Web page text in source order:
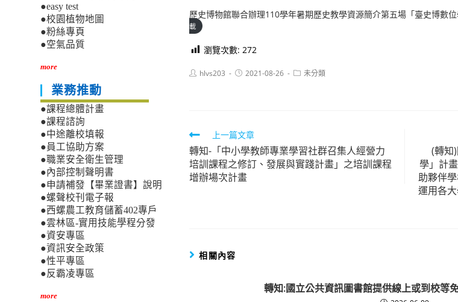
歷史博物館聯合辦理110學年暑期歷史教學資源簡介第五場「臺史博數
載
瀏覽次數: 272
Posthlvs203
Post2021-08-26
Post未分類
Read
more
articles
上一篇文章
轉知-「中小學教師專業學習社群召集人經營力
培訓課程之修訂、發展與實踐計畫」之培訓課程
增辦場次計畫
(轉知
學」計
助夥伴
運用各
相關內容
轉知:國立公共資訊圖書館提供線上或到校等
●easy test
●校園植物地圖
●粉絲專頁
●空氣品質
more
業務推動
●課程總體計畫
●課程諮詢
●中途離校填報
●員工協助方案
●職業安全衛生管理
●內部控制聲明書
●申請補發【畢業證書】說明
●螺聲校刊電子報
●西螺農工教育儲蓄402專戶
●雲林區-實用技能學程分發
●資安專區
●資訊安全政策
●性平專區
●反霸凌專區
more